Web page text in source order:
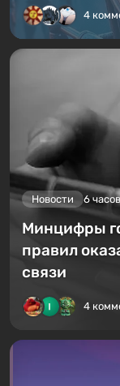
4
Новости 6
Минцифры
правил
связи
4